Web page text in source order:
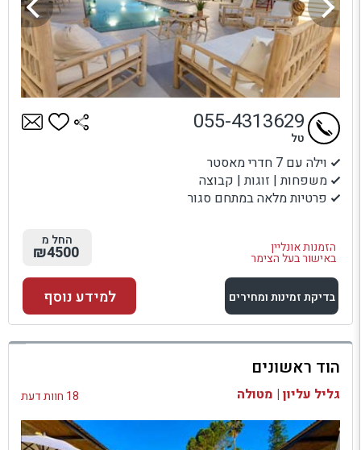
וילה עם 7 חדרי מאסטר
משפחות | זוגות | קבוצה
פרטיות מלאה במתחם סגור
הזמנות אונליין
באישור בעל הצימר
055-4313629
טל
החל מ
₪4500
בדיקת זמינות ומחירים
למתחם זה
בדיקת זמינות ומחירים
למידע נוסף
הוד ראשונים
גליל עליון | מטולה 18 חוות דעת